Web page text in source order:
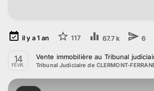
il y a1 an 117 67.7 k 6
14
FÉVR.
Vente immobilière au Tribunal
Tribunal Judiciaire de CLERMONT-